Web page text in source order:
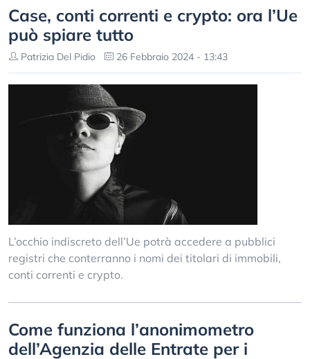
Case, conti correnti e crypto: ora l’Ue
può spiare tutto
Patrizia Del Pidio 26 Febbraio 2024 - 13:43
L’occhio indiscreto dell’Ue potrà accedere a pubblici
registri che conterranno i nomi dei titolari di immobili,
conti correnti e crypto.
Come funziona l’anonimometro
dell’Agenzia delle Entrate per i